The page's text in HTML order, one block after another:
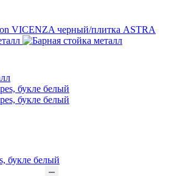
VICENZA черный/плитка ASTRA
букле белый